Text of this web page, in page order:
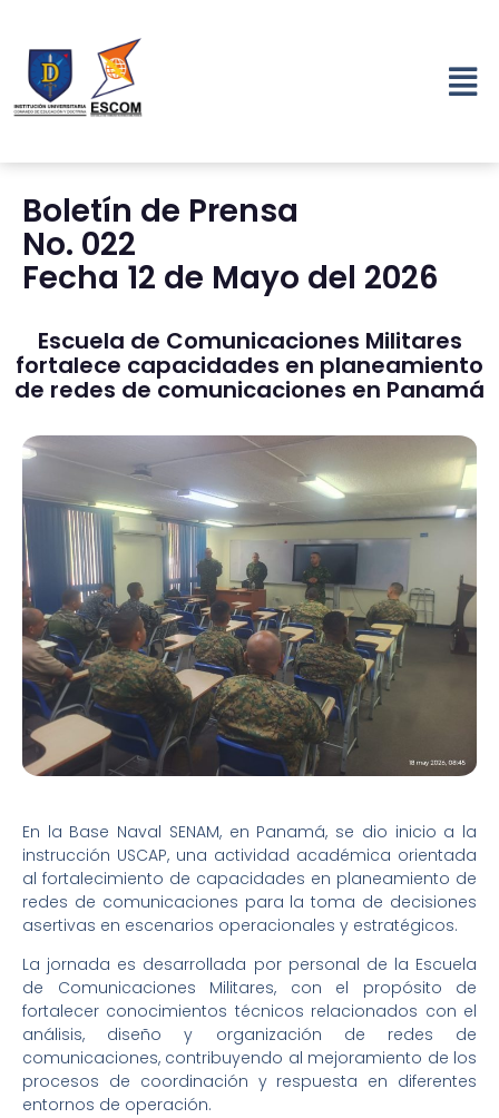
Boletín de Prensa
No. 022
Fecha 12 de Mayo del 2026
Escuela de Comunicaciones Militares
fortalece capacidades en planeamiento
de redes de comunicaciones en Panamá
En la Base Naval SENAM, en Panamá, se dio inicio a la
instrucción USCAP, una actividad académica orientada
al fortalecimiento de capacidades en planeamiento de
redes de comunicaciones para la toma de decisiones
asertivas en escenarios operacionales y estratégicos.
La jornada es desarrollada por personal de la Escuela
de Comunicaciones Militares, con el propósito de
fortalecer conocimientos técnicos relacionados con el
análisis, diseño y organización de redes de
comunicaciones, contribuyendo al mejoramiento de los
procesos de coordinación y respuesta en diferentes
entornos de operación.